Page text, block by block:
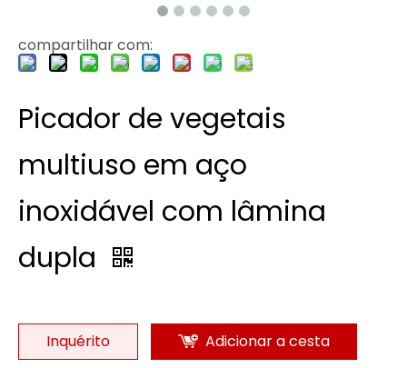
compartilhar com:
Picador de vegetais
multiuso em aço
inoxidável com lâmina
dupla
Inquérito Adicionar a cesta